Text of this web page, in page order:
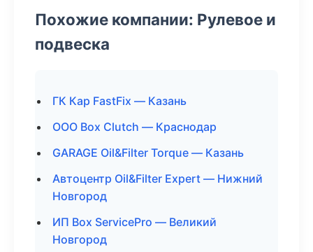
Похожие компании: Рулевое и
подвеска
ГК Кар FastFix — Казань
ООО Box Clutch — Краснодар
GARAGE Oil&Filter Torque — Казань
Автоцентр Oil&Filter Expert — Нижний
Новгород
ИП Box ServicePro — Великий
Новгород